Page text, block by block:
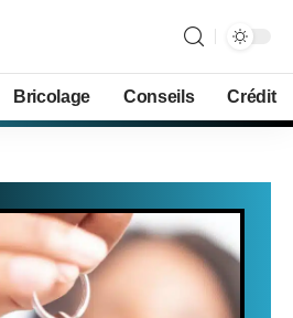
Bricolage Conseils Crédit